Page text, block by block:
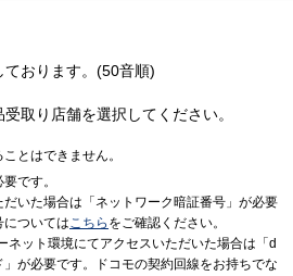
おります。(50音順)
取り店舗を選択してください。
とはできません。
です。
だいた場合は「ネットワーク暗証番号」が必要
ついてはこちら をご確認ください。
ネット環境にてアクセスいただいた場合は「d
が必要です。ドコモの契約回線をお持ちでな